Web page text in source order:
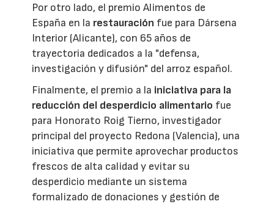
Por otro lado, el premio Alimentos de
España en la restauración fue para Dársena
Interior (Alicante), con 65 años de
trayectoria dedicados a la "defensa,
investigación y difusión" del arroz español.
Finalmente, el premio a la iniciativa para la
reducción del desperdicio alimentario fue
para Honorato Roig Tierno, investigador
principal del proyecto Redona (Valencia), una
iniciativa que permite aprovechar productos
frescos de alta calidad y evitar su
desperdicio mediante un sistema
formalizado de donaciones y gestión de